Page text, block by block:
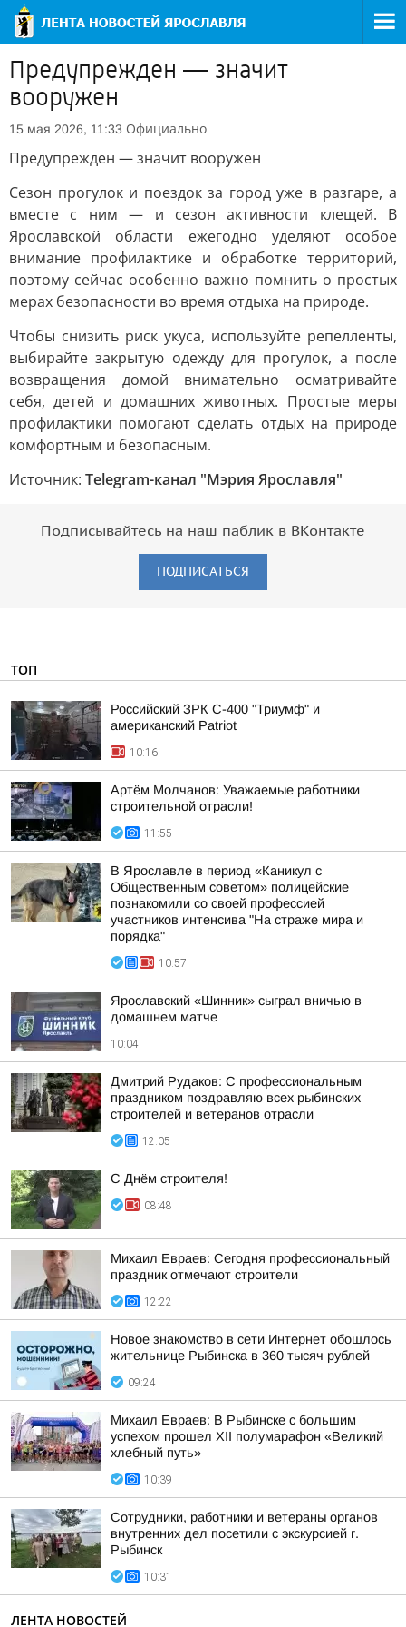
Предупрежден — значит
вооружен
15 мая 2026, 11:33 Официально
Предупрежден — значит вооружен
Сезон прогулок и поездок за город уже в разгаре, а
вместе с ним — и сезон активности клещей. В
Ярославской области ежегодно уделяют особое
внимание профилактике и обработке территорий,
поэтому сейчас особенно важно помнить о простых
мерах безопасности во время отдыха на природе.
Чтобы снизить риск укуса, используйте репелленты,
выбирайте закрытую одежду для прогулок, а после
возвращения домой внимательно осматривайте
себя, детей и домашних животных. Простые меры
профилактики помогают сделать отдых на природе
комфортным и безопасным.
Источник: Telegram-канал "Мэрия Ярославля"
Подписывайтесь на наш паблик в ВКонтакте
ПОДПИСАТЬСЯ
ТОП
Российский ЗРК С-400 "Триумф" и
американский Patriot
10:16
Артём Молчанов: Уважаемые работники
строительной отрасли!
11:55
В Ярославле в период «Каникул с
Общественным советом» полицейские
познакомили со своей профессией
участников интенсива "На страже мира и
порядка"
10:57
Ярославский «Шинник» сыграл вничью в
домашнем матче
10:04
Дмитрий Рудаков: С профессиональным
праздником поздравляю всех рыбинских
строителей и ветеранов отрасли
12:05
С Днём строителя!
08:48
Михаил Евраев: Сегодня профессиональный
праздник отмечают строители
12:22
Новое знакомство в сети Интернет обошлось
жительнице Рыбинска в 360 тысяч рублей
09:24
Михаил Евраев: В Рыбинске с большим
успехом прошел XII полумарафон «Великий
хлебный путь»
10:39
Сотрудники, работники и ветераны органов
внутренних дел посетили с экскурсией г.
Рыбинск
10:31
ЛЕНТА НОВОСТЕЙ